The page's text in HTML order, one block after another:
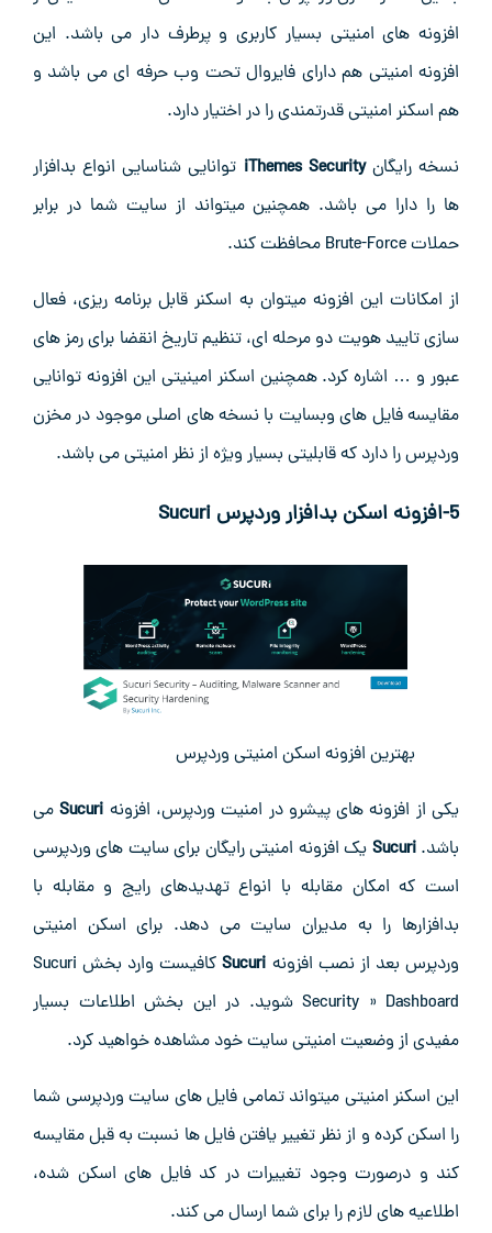
افزونه های امنیتی بسیار کاربری و پرطرف دار می باشد. این
افزونه امنیتی هم دارای فایروال تحت وب حرفه ای می باشد و
هم اسکنر امنیتی قدرتمندی را در اختیار دارد.
نسخه رایگانiThemes Security توانایی شناسایی انواع بدافزار
ها را دارا می باشد. همچنین میتواند از سایت شما در برابر
حملات Brute-Force محافظت کند.
از امکانات این افزونه میتوان به اسکنر قابل برنامه ریزی، فعال
سازی تایید هویت دو مرحله ای، تنظیم تاریخ انقضا برای رمز های
عبور و … اشاره کرد. همچنین اسکنر امینیتی این افزونه توانایی
مقایسه فایل های وبسایت با نسخه های اصلی موجود در مخزن
وردپرس را دارد که قابلیتی بسیار ویژه از نظر امنیتی می باشد.
5-افزونه اسکن بدافزار وردپرس Sucuri
بهترین افزونه اسکن امنیتی وردپرس
یکی از افزونه های پیشرو در امنیت وردپرس، افزونه Sucuriمی
باشد.Sucuri یک افزونه امنیتی رایگان برای سایت های وردپرسی
است که امکان مقابله با انواع تهدیدهای رایج و مقابله با
بدافزارها را به مدیران سایت می دهد. برای اسکن امنیتی
وردپرس بعد از نصب افزونه Sucuri
کافیست وارد بخش Sucuri
Security » Dashboard شوید. در این بخش اطلاعات بسیار
مفیدی از وضعیت امنیتی سایت خود مشاهده خواهید کرد.
این اسکنر امنیتی میتواند تمامی فایل های سایت وردپرسی شما
را اسکن کرده و از نظر تغییر یافتن فایل ها نسبت به قبل مقایسه
کند و درصورت وجود تغییرات در کد فایل های اسکن شده،
اطلاعیه های لازم را برای شما ارسال می کند.